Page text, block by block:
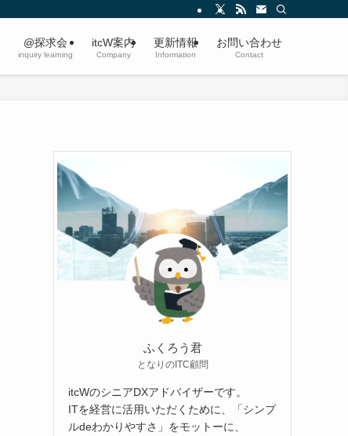
@探求会
inquiry learning
itcW案内
Company
更新情報
Information
お問い合わせ
Contact
ふくろう君
となりのITC顧問
itcWのシニアDXアドバイザーです。
ITを経営に活用いただくために、「シンプ
ルdeわかりやすさ」をモットーに、